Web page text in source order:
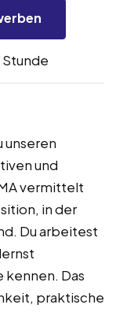
Stunde
unseren
und
vermittelt
in der
Du arbeitest
Das
praktische